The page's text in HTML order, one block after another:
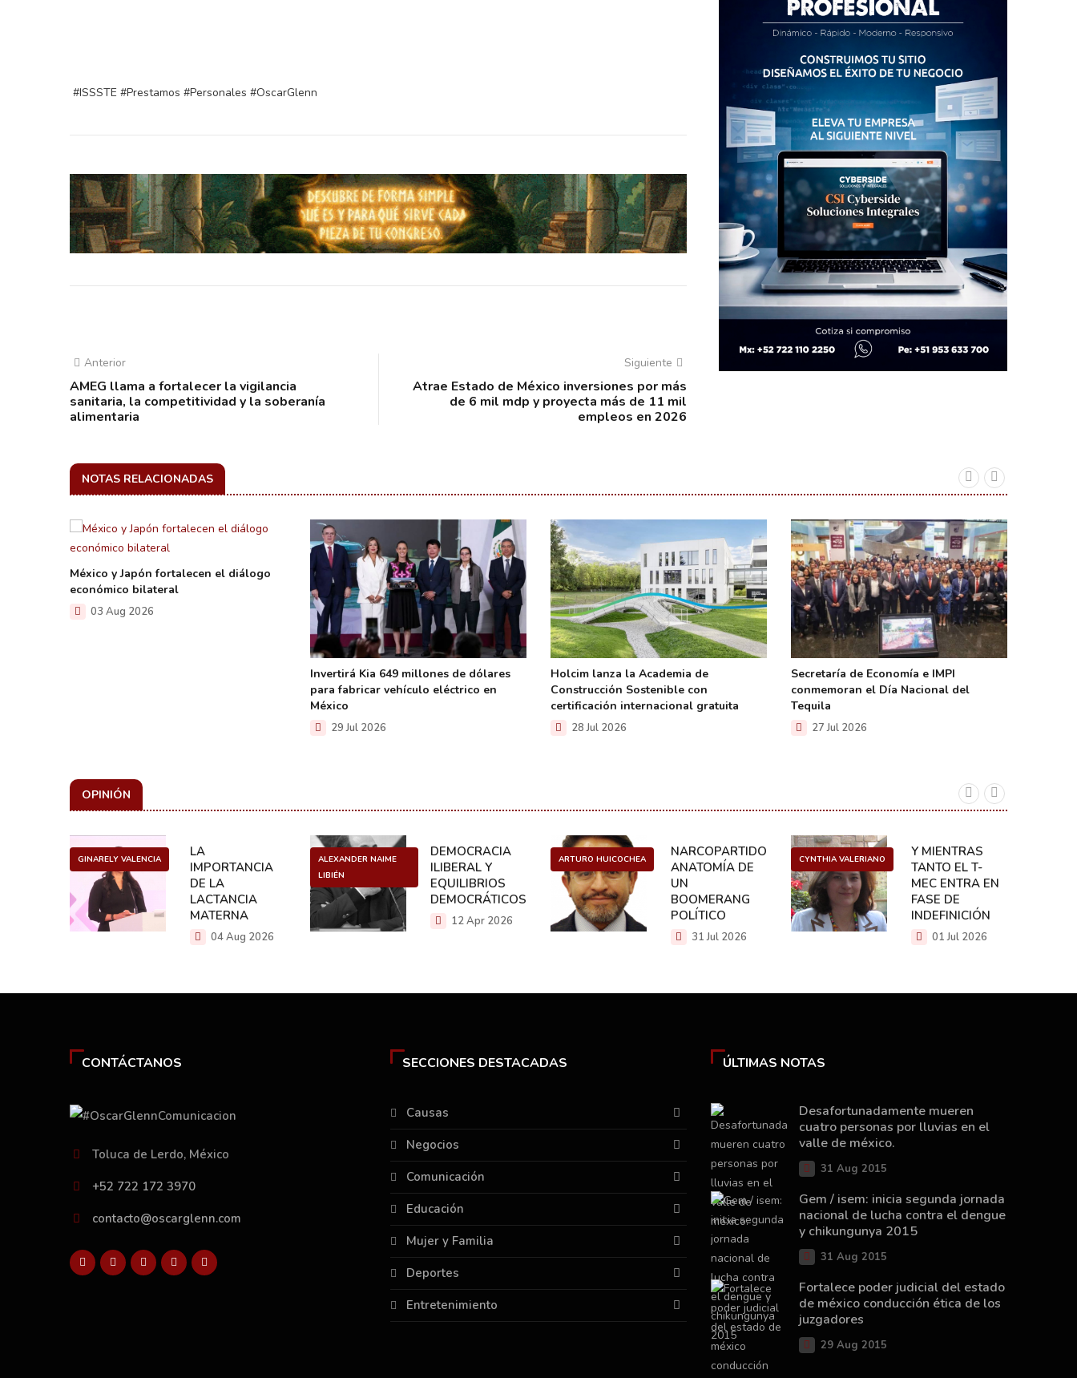
#ISSSTE #Prestamos #Personales #OscarGlenn
Anterior
AMEG llama a fortalecer la vigilancia
sanitaria, la competitividad y la soberanía
alimentaria
Siguiente
Atrae Estado de México inversiones por más
de 6 mil mdp y proyecta más de 11 mil
empleos en 2026
NOTAS RELACIONADAS
México y Japón fortalecen el diálogo
económico bilateral
03 Aug 2026
Invertirá Kia 649 millones de dólares
para fabricar vehículo eléctrico en
México
29 Jul 2026
Holcim lanza la Academia de
Construcción Sostenible con
certificación internacional gratuita
28 Jul 2026
Secretaría de Economía e IMPI
conmemoran el Día Nacional del
Tequila
27 Jul 2026
OPINIÓN
GINARELY VALENCIA
LA
IMPORTANCIA
DE LA
LACTANCIA
MATERNA
04 Aug 2026
ALEXANDER NAIME
LIBIÉN
DEMOCRACIA
ILIBERAL Y
EQUILIBRIOS
DEMOCRÁTICOS
12 Apr 2026
ARTURO HUICOCHEA
NARCOPARTIDO:
ANATOMÍA DE
UN
BOOMERANG
POLÍTICO
31 Jul 2026
CYNTHIA VALERIANO
Y MIENTRAS
TANTO EL T-
MEC ENTRA EN
FASE DE
INDEFINICIÓN
01 Jul 2026
CONTÁCTANOS
Toluca de Lerdo, México
+52 722 172 3970
contacto@oscarglenn.com
SECCIONES DESTACADAS
Causas
Negocios
Comunicación
Educación
Mujer y Familia
Deportes
Entretenimiento
ÚLTIMAS NOTAS
Desafortunadamente mueren
cuatro personas por lluvias en el
valle de méxico.
31 Aug 2015
Gem / isem: inicia segunda jornada
nacional de lucha contra el dengue
y chikungunya 2015
31 Aug 2015
Fortalece poder judicial del estado
de méxico conducción ética de los
juzgadores
29 Aug 2015